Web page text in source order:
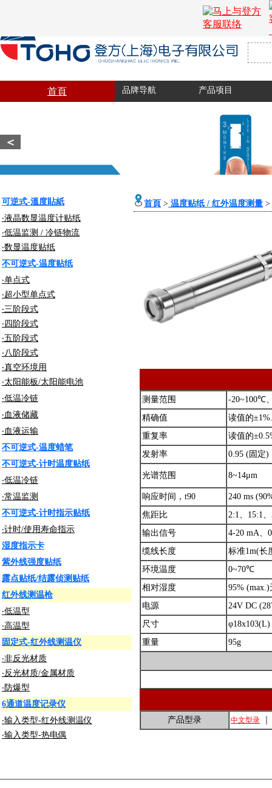
首頁 品牌导航 产品项目
＜
可逆式-溫度貼紙
‧液晶数显温度计贴纸
‧低温监测 / 冷链物流
‧数显温度贴纸
不可逆式-温度贴纸
‧单点式
‧超小型单点式
‧三阶段式
‧四阶段式
‧五阶段式
‧八阶段式
‧真空环境用
‧太阳能板/太阳能电池
‧低温冷链
‧血液储藏
‧血液运输
不可逆式-温度蜡笔
不可逆式-计时温度贴纸
‧低温冷链
‧常温监测
不可逆式-计时指示贴纸
‧计时/使用寿命指示
湿度指示卡
紫外线强度贴纸
露点贴纸/结露侦测贴纸
红外线测温枪
‧低温型
‧高温型
固定式-红外线测温仪
‧非反光材质
‧反光材质/金属材质
‧防爆型
6通道温度记录仪
‧输入类型-红外线测温仪
‧输入类型-热电偶
首頁 > 温度贴纸 / 红外温度测量 >
测量范围
-20~100℃
精确值
读值的
重复率
读值的
发射率
0.95 (固定)
光谱范围 8~14μm
响应时间，t90
240 ms
焦距比
2:1、15:1
输出信号
4-20 mA、
缆线长度
标准1m(长
环境温度
0~70℃
相对湿度
95%
电源
24V DC
尺寸
φ18x103(L)
重量
95g
产品型录 中文型录